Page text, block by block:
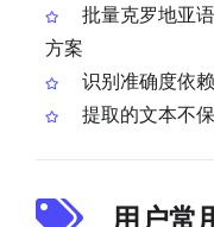
批量克罗地亚
方案
识别准确度依
提取的文本不
用户常